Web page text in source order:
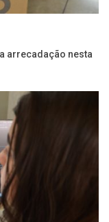
arrecadação nesta